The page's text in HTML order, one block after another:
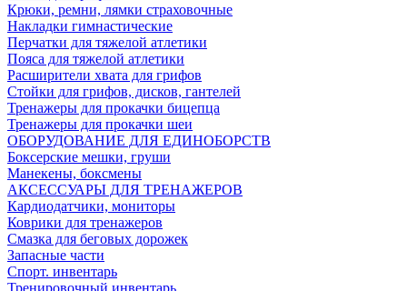
Крюки, ремни, лямки страховочные
Накладки гимнастические
Перчатки для тяжелой атлетики
Пояса для тяжелой атлетики
Расширители хвата для грифов
Стойки для грифов, дисков, гантелей
Тренажеры для прокачки бицепца
Тренажеры для прокачки шеи
ОБОРУДОВАНИЕ ДЛЯ ЕДИНОБОРСТВ
Боксерские мешки, груши
Манекены, боксмены
АКСЕССУАРЫ ДЛЯ ТРЕНАЖЕРОВ
Кардиодатчики, мониторы
Коврики для тренажеров
Смазка для беговых дорожек
Запасные части
Спорт. инвентарь
Тренировочный инвентарь